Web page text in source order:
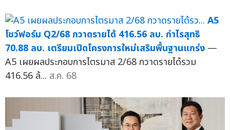
A5
โชว์ฟอร์ม Q2/68 กวาดรายได้ 416.56 ลบ. กำไรสุทธิ
70.88 ลบ. เตรียมเปิดโครงการใหม่เสริมพื้นฐานแกร่ง —
A5 เผยผลประกอบการไตรมาส 2/68 กวาดรายได้รวม
416.56 ล้... ส.ค. 68